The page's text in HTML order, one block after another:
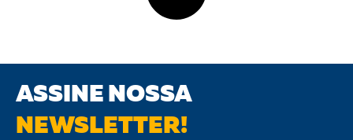
ASSINE NOSSA
NEWSLETTER!